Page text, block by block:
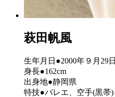
萩田帆風
生年月日●2000年９月29日
身長●162cm
出身地●静岡県
特技●バレエ、空手(黒帯)